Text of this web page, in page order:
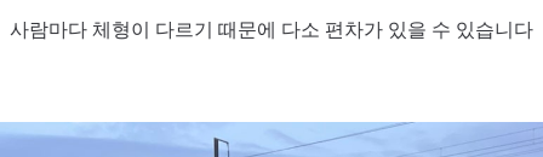
사람마다 체형이 다르기 때문에 다소 편차가 있을 수 있습니다